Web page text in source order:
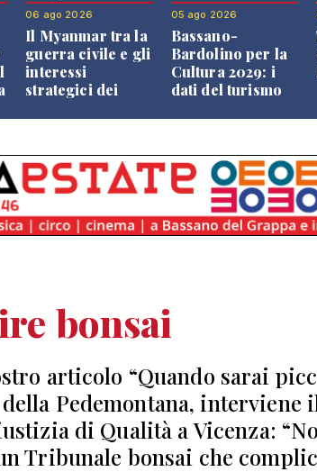
06 ago 2026
Il Myanmar tra la
guerra civile e gli
interessi
strategici dei
05 ago 2026
Bassano-
Bardolino per la
Cultura 2029: i
dati del turismo
bonsai
articolo “Quando sarai
Pedemontana, interviene
di Qualità a Vicenza:
Tribunale bonsai che